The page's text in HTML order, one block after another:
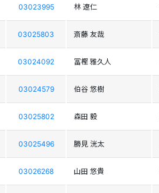
03023995 林 遼仁
03025803 斎藤 友哉
03024092 冨樫 雅久人
03024579 伯谷 悠樹
03025802 森田 毅
03025496 勝見 洸太
03026268 山田 悠貴